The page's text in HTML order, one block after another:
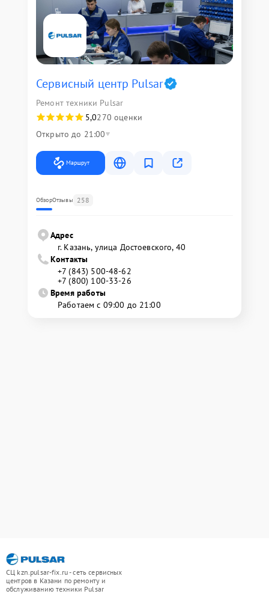
Сервисный центр Pulsar
Ремонт техники Pulsar
5,0270 оценки
Открыто до 21:00
Маршрут
ОбзорОтзывы 258
Адрес
г. Казань, улица Достоевского, 40
Контакты
+7 (843) 500-48-62
+7 (800) 100-33-26
Время работы
Работаем с 09:00 до 21:00
СЦ kzn.pulsar-fix.ru - сеть сервисных
центров в Казани по ремонту и
обслуживанию техники Pulsar